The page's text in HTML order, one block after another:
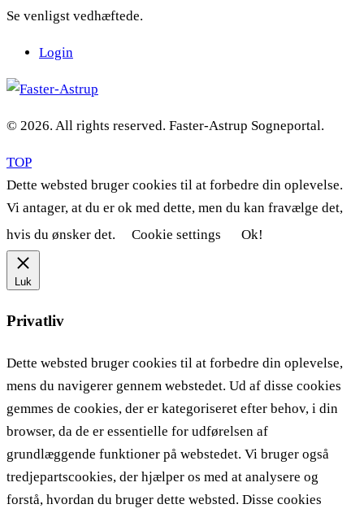
Se venligst vedhæftede.
Login
© 2026. All rights reserved. Faster-Astrup Sogneportal.
TOP
Dette websted bruger cookies til at forbedre din oplevelse.
Vi antager, at du er ok med dette, men du kan fravælge det,
hvis du ønsker det.
Cookie settings Ok!
Luk
Privatliv
Dette websted bruger cookies til at forbedre din oplevelse,
mens du navigerer gennem webstedet. Ud af disse cookies
gemmes de cookies, der er kategoriseret efter behov, i din
browser, da de er essentielle for udførelsen af ​​
grundlæggende funktioner på webstedet. Vi bruger også
tredjepartscookies, der hjælper os med at analysere og
forstå, hvordan du bruger dette websted. Disse cookies